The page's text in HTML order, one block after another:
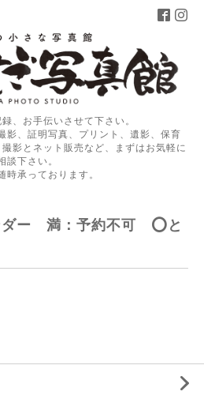
、お手伝いさせて下さい。
影、証明写真、プリント、遺影、保育
影とネット販売など、まずはお気軽に
談下さい。
時承っております。
ダー 満：予約不可 ⭕️と